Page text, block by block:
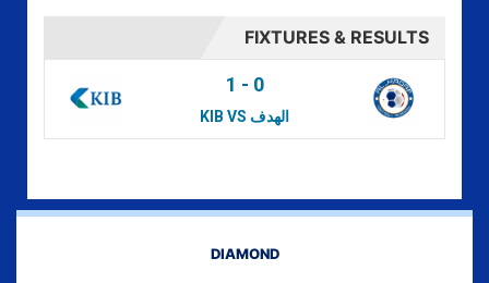
FIXTURES & RESULTS
1 - 0
KIB VS الهدف
DIAMOND